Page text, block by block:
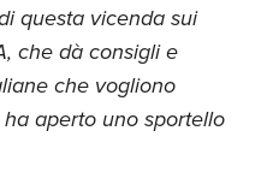
questa vicenda sui
che dà consigli e
che vogliono
aperto uno sportello